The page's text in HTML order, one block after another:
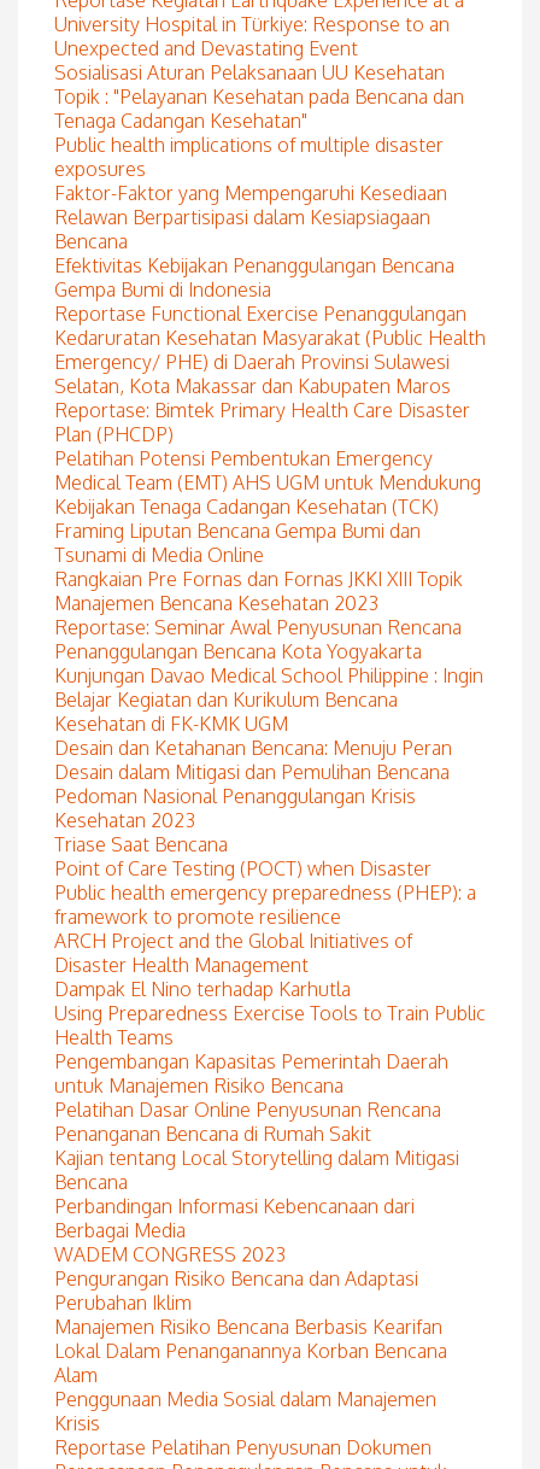
University Hospital in Türkiye: Response to an
Unexpected and Devastating Event
Sosialisasi Aturan Pelaksanaan UU Kesehatan
Topik : "Pelayanan Kesehatan pada Bencana dan
Tenaga Cadangan Kesehatan"
Public health implications of multiple disaster
exposures
Faktor-Faktor yang Mempengaruhi Kesediaan
Relawan Berpartisipasi dalam Kesiapsiagaan
Bencana
Efektivitas Kebijakan Penanggulangan Bencana
Gempa Bumi di Indonesia
Reportase Functional Exercise Penanggulangan
Kedaruratan Kesehatan Masyarakat (Public Health
Emergency/ PHE) di Daerah Provinsi Sulawesi
Selatan, Kota Makassar dan Kabupaten Maros
Reportase: Bimtek Primary Health Care Disaster
Plan (PHCDP)
Pelatihan Potensi Pembentukan Emergency
Medical Team (EMT) AHS UGM untuk Mendukung
Kebijakan Tenaga Cadangan Kesehatan (TCK)
Framing Liputan Bencana Gempa Bumi dan
Tsunami di Media Online
Rangkaian Pre Fornas dan Fornas JKKI XIII Topik
Manajemen Bencana Kesehatan 2023
Reportase: Seminar Awal Penyusunan Rencana
Penanggulangan Bencana Kota Yogyakarta
Kunjungan Davao Medical School Philippine : Ingin
Belajar Kegiatan dan Kurikulum Bencana
Kesehatan di FK-KMK UGM
Desain dan Ketahanan Bencana: Menuju Peran
Desain dalam Mitigasi dan Pemulihan Bencana
Pedoman Nasional Penanggulangan Krisis
Kesehatan 2023
Triase Saat Bencana
Point of Care Testing (POCT) when Disaster
Public health emergency preparedness (PHEP): a
framework to promote resilience
ARCH Project and the Global Initiatives of
Disaster Health Management
Dampak El Nino terhadap Karhutla
Using Preparedness Exercise Tools to Train Public
Health Teams
Pengembangan Kapasitas Pemerintah Daerah
untuk Manajemen Risiko Bencana
Pelatihan Dasar Online Penyusunan Rencana
Penanganan Bencana di Rumah Sakit
Kajian tentang Local Storytelling dalam Mitigasi
Bencana
Perbandingan Informasi Kebencanaan dari
Berbagai Media
WADEM CONGRESS 2023
Pengurangan Risiko Bencana dan Adaptasi
Perubahan Iklim
Manajemen Risiko Bencana Berbasis Kearifan
Lokal Dalam Penanganannya Korban Bencana
Alam
Penggunaan Media Sosial dalam Manajemen
Krisis
Reportase Pelatihan Penyusunan Dokumen